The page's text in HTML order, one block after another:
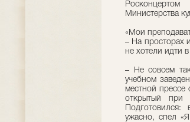
Министерства
«Мои
– На просторах
не хотели идти
– Не совсем
учебном
местной прессе
открытый при
ужасно, спел